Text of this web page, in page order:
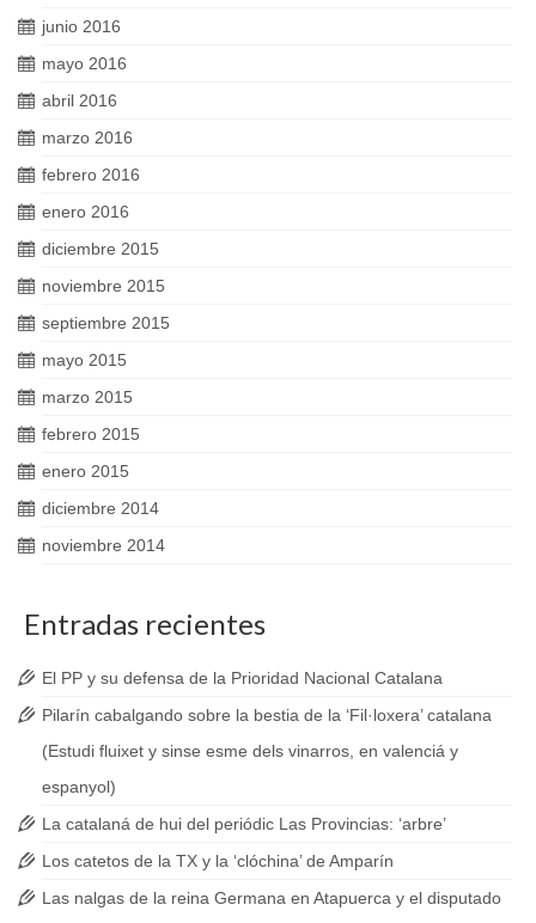
junio 2016
mayo 2016
abril 2016
marzo 2016
febrero 2016
enero 2016
diciembre 2015
noviembre 2015
septiembre 2015
mayo 2015
marzo 2015
febrero 2015
enero 2015
diciembre 2014
noviembre 2014
Entradas recientes
El PP y su defensa de la Prioridad Nacional Catalana
Pilarín cabalgando sobre la bestia de la ‘Fil·loxera’ catalana
(Estudi fluixet y sinse esme dels vinarros, en valenciá y
espanyol)
La catalaná de hui del periódic Las Provincias: ‘arbre’
Los catetos de la TX y la ‘clóchina’ de Amparín
Las nalgas de la reina Germana en Atapuerca y el disputado